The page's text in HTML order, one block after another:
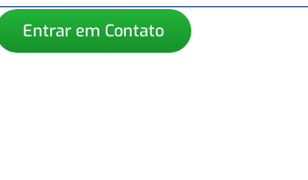
Entrar em Contato